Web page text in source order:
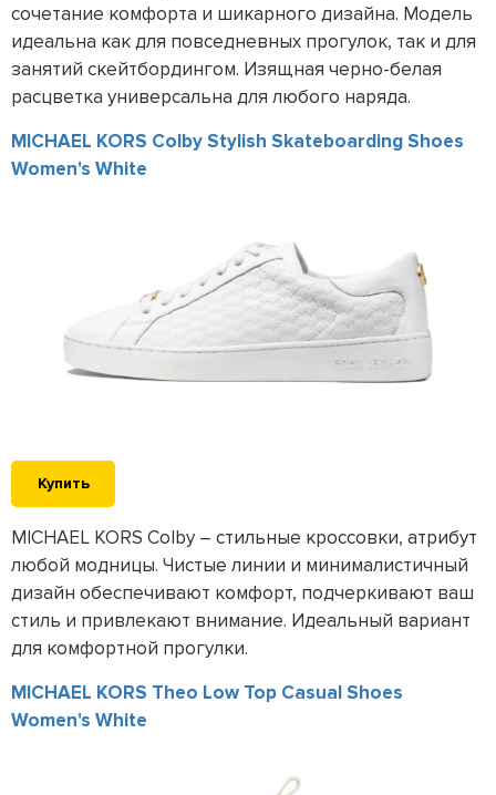
сочетание комфорта и шикарного дизайна. Модель
идеальна как для повседневных прогулок, так и для
занятий скейтбордингом. Изящная черно-белая
расцветка универсальна для любого наряда.
MICHAEL KORS Colby Stylish Skateboarding Shoes
Women's White
Купить
MICHAEL KORS Colby – стильные кроссовки, атрибут
любой модницы. Чистые линии и минималистичный
дизайн обеспечивают комфорт, подчеркивают ваш
стиль и привлекают внимание. Идеальный вариант
для комфортной прогулки.
MICHAEL KORS Theo Low Top Casual Shoes
Women's White